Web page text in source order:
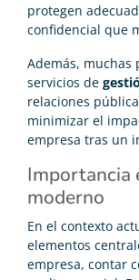
protegen
confidencial que
Además, muchas
servicios de
relaciones
minimizar el
empresa tras un
Importancia
moderno
En el contexto
elementos
empresa, contar